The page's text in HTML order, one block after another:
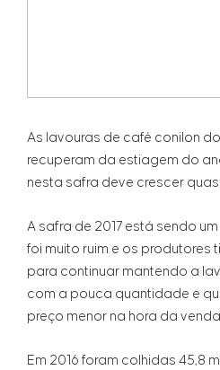
As lavouras de café conilon
recuperam da estiagem do
nesta safra deve crescer
A safra de 2017 está sendo
foi muito ruim e os produtores
para continuar mantendo a
com a pouca quantidade e
preço menor na hora da
Em 2016 foram colhidas 45,8